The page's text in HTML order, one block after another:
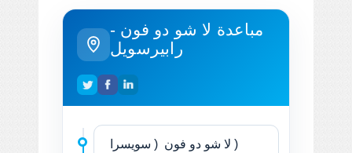
مباعدة لا شو دو فون -
رابيرسويل